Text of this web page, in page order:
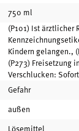
750 ml
(P101) Ist ärztlicher
Kindern gelangen.,
(P273) Freisetzung
Verschlucken:
Gefahr
außen
Lösemittel